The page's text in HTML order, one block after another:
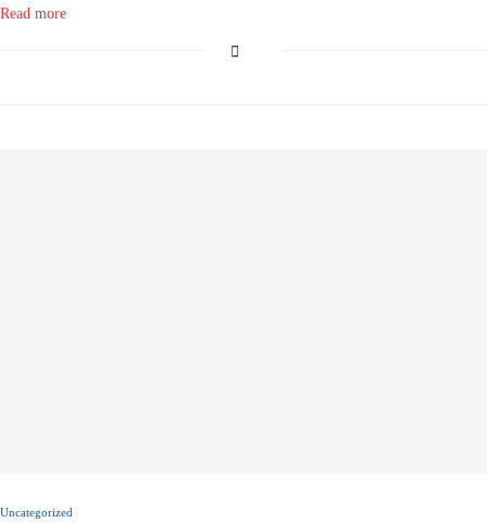
Read more
Uncategorized